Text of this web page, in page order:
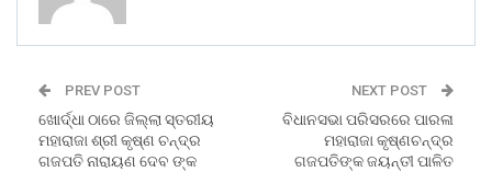
PREV POST
ଖୋର୍ଦ୍ଧା ଠାରେ ଜିଲ୍ଲା ସ୍ତରୀୟ
ମହାରାଜା ଶ୍ରୀ କୃଷ୍ଣ ଚନ୍ଦ୍ର
ଗଜପତି ନାରାୟଣ ଦେବ ଙ୍କ
NEXT POST
ବିଧାନସଭା ପରିସରରେ ପାରଳା
ମହାରାଜା କୃଷ୍ଣଚନ୍ଦ୍ର
ଗଜପତିଙ୍କ ଜୟନ୍ତୀ ପାଳିତ